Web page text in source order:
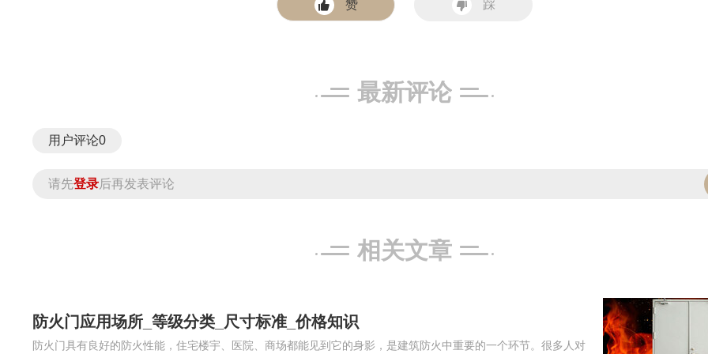
赞 踩
最新评论
用户评论0
请先登录后再发表评论
相关文章
防火门应用场所_等级分类_尺寸标准_价格知识
防火门具有良好的防火性能，住宅楼宇、医院、商场都能见到它的身影，是建筑防火中重要的一个环节。很多人对